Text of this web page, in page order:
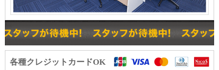
各種クレジットカードOK